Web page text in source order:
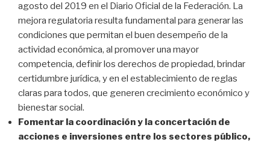
agosto del 2019 en el Diario Oficial de la Federación. La
mejora regulatoria resulta fundamental para generar las
condiciones que permitan el buen desempeño de la
actividad económica, al promover una mayor
competencia, definir los derechos de propiedad, brindar
certidumbre jurídica, y en el establecimiento de reglas
claras para todos, que generen crecimiento económico y
bienestar social.
Fomentar la coordinación y la concertación de
acciones e inversiones entre los sectores público,